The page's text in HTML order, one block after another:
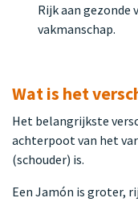
Rijk aan gezonde
vakmanschap.
Wat is het
Het belangrijkste
achterpoot van het
(schouder) is.
Een Jamón is groter,